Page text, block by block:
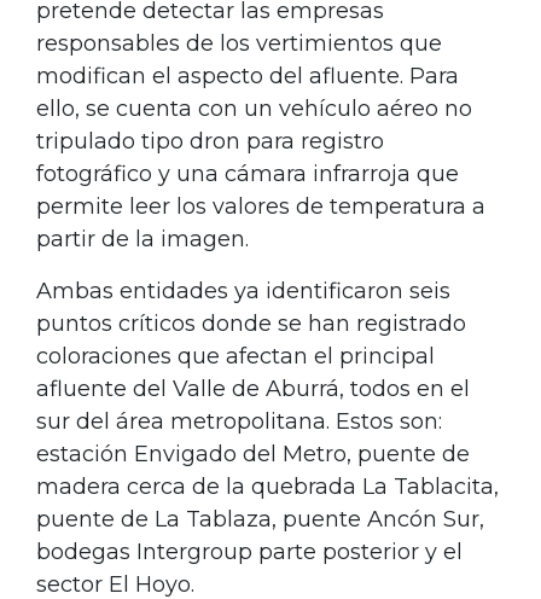
pretende detectar las empresas
responsables de los vertimientos que
modifican el aspecto del afluente. Para
ello, se cuenta con un vehículo aéreo no
tripulado tipo dron para registro
fotográfico y una cámara infrarroja que
permite leer los valores de temperatura a
partir de la imagen.
Ambas entidades ya identificaron seis
puntos críticos donde se han registrado
coloraciones que afectan el principal
afluente del Valle de Aburrá, todos en el
sur del área metropolitana. Estos son:
estación Envigado del Metro, puente de
madera cerca de la quebrada La Tablacita,
puente de La Tablaza, puente Ancón Sur,
bodegas Intergroup parte posterior y el
sector El Hoyo.